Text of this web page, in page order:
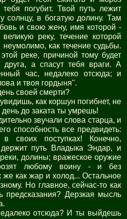
погубит. Твой путь лежит
солнцу, в богатую долину. Там
и свою жену, имя которой -
реку, течение которой
как течение судьбы.
реке, причиной тому будет
а спасут тебя враги. А
час, недалеко отсюда; и
и твоя гордыня".
своей смерти?
как коршун погибнет, не
день до заката ты умрешь!
звучали слова старца, и
способность все предвидеть:
своих поступках! Конечно,
держит путь Владыка Эндар, и
долины; вражеское оружие
любому воину - и без
же как жар и холод... Остальное
Но главное, сейчас-то как
предсказания? Дерзкая мысль
отсюда? И ты выйдешь